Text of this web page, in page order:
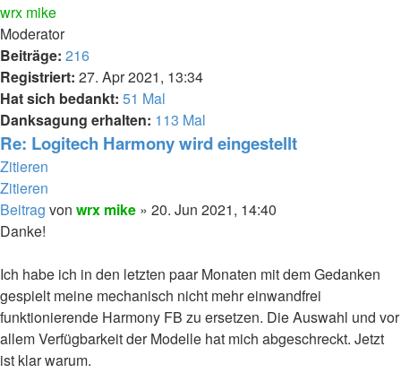
wrx mike
Moderator
Beiträge: 216
Registriert: 27. Apr 2021, 13:34
Hat sich bedankt: 51 Mal
Danksagung erhalten: 113 Mal
Re: Logitech Harmony wird eingestellt
Zitieren
Zitieren
Beitrag von wrx mike » 20. Jun 2021, 14:40
Danke!
Ich habe ich in den letzten paar Monaten mit dem Gedanken
gespielt meine mechanisch nicht mehr einwandfrei
funktionierende Harmony FB zu ersetzen. Die Auswahl und vor
allem Verfügbarkeit der Modelle hat mich abgeschreckt. Jetzt
ist klar warum.